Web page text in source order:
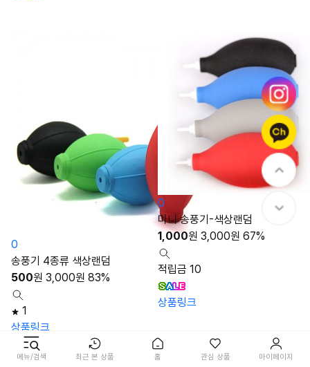
메뉴/검색 최근 본 상품 홈 관심 상품 마이페이지
0
송풍기 4종류 색상랜덤
500원 3,000원 83%
1
상품링크
0
미니 송풍기-색상랜덤
1,000원 3,000원 67%
적립금 10
상품링크